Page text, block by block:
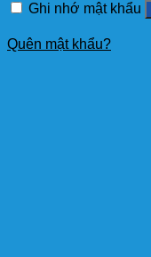
Ghi nhớ mật khẩu
Quên mật khẩu?